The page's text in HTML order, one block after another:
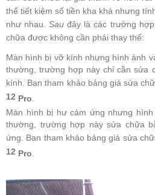
thể tiết kiệm số tiền kha khá nhưng
như nhau.Sauđây là các trường
chữa được không cần phải thay thế:
Màn hình bị vỡ kính nhưng hình ảnh
thường, trường hợp này chỉ cần sửa
kính. Bạn tham khảo bảng giá sửa
12 Pro
Màn hình bị hư cảm ứng nhưng
thường, trường hợp này sửa chữa
ứng. Bạn tham khảo bảng giá sửa
12 Pro